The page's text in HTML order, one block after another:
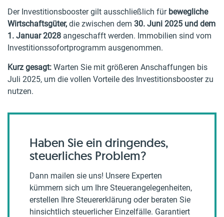
Der Investitionsbooster gilt ausschließlich für bewegliche
Wirtschaftsgüter, die zwischen dem 30. Juni 2025 und dem
1. Januar 2028 angeschafft werden. Immobilien sind vom
Investitionssofortprogramm ausgenommen.
Kurz gesagt: Warten Sie mit größeren Anschaffungen bis
Juli 2025, um die vollen Vorteile des Investitionsbooster zu
nutzen.
Haben Sie ein dringendes,
steuerliches Problem?
Dann mailen sie uns! Unsere Experten
kümmern sich um Ihre Steuerangelegenheiten,
erstellen Ihre Steuererklärung oder beraten Sie
hinsichtlich steuerlicher Einzelfälle. Garantiert